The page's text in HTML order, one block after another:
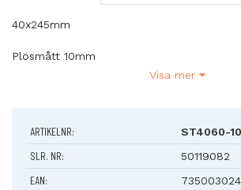
40x245mm
Plösmått 10mm
STEP 40 Preload
STEP 90 Preload
STEP 90 Release
Visa mer
ARTIKELNR: ST4060-10
SLR. NR: 50119082
EAN: